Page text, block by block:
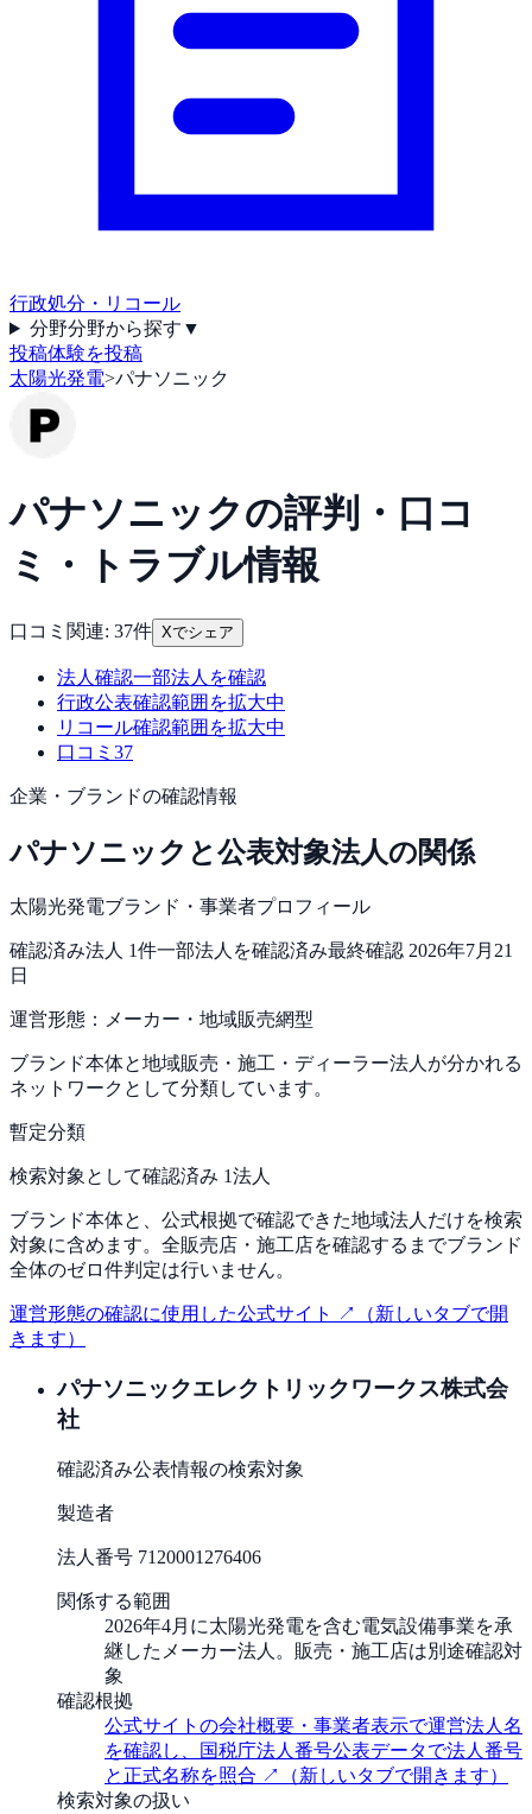
行政処分・リコール
分野分野から探す ▼
投稿体験を投稿
太陽光発電>パナソニック
パナソニックの評判・口コ
ミ・トラブル情報
口コミ関連: 37件 Xでシェア
法人確認一部法人を確認
行政公表確認範囲を拡大中
リコール確認範囲を拡大中
口コミ 37
企業・ブランドの確認情報
パナソニック と公表対象法人の関係
太陽光発電ブランド・事業者プロフィール
確認済み法人 1件一部法人を確認済み最終確認 2026年7月21
日
運営形態： メーカー・地域販売網型
ブランド本体と地域販売・施工・ディーラー法人が分かれる
ネットワークとして分類しています。
暫定分類
検索対象として確認済み 1法人
ブランド本体と、公式根拠で確認できた地域法人だけを検索
対象に含めます。全販売店・施工店を確認するまでブランド
全体のゼロ件判定は行いません。
運営形態の確認に使用した公式サイト ↗
（新しいタブで開
きます）
パナソニックエレクトリックワークス株式会
社
確認済み公表情報の検索対象
製造者
法人番号 7120001276406
関係する範囲
2026年4月に太陽光発電を含む電気設備事業を承
継したメーカー法人。販売・施工店は別途確認対
象
確認根拠
公式サイトの会社概要・事業者表示で運営法人名
を確認し、国税庁法人番号公表データで法人番号
と正式名称を照合 ↗
（新しいタブで開きます）
検索対象の扱い